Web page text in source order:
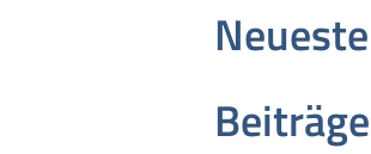
Neueste
Beiträge